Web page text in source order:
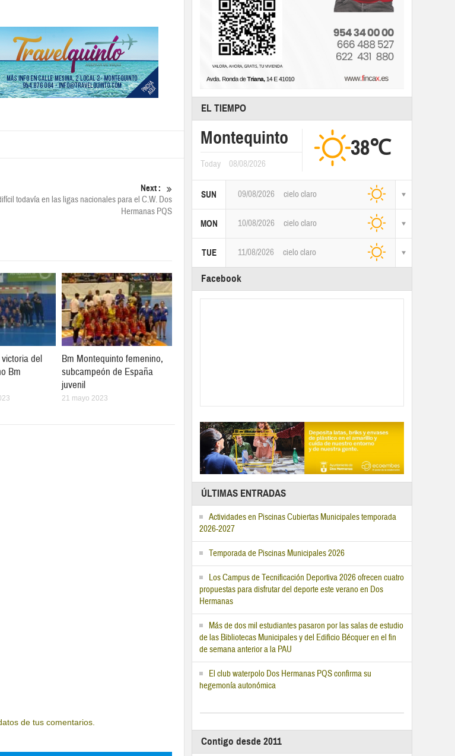
Next :
todavía en las ligas nacionales para el C.W. Dos
Hermanas PQS
del
Bm
Bm Montequinto femenino,
subcampeón de España
juvenil
21 mayo 2023
de tus comentarios.
EL TIEMPO
Montequinto
Today 08/08/2026
38℃
SUN 09/08/2026 cielo claro
MON 10/08/2026 cielo claro
TUE 11/08/2026 cielo claro
Facebook
ÚLTIMAS ENTRADAS
Actividades en Piscinas Cubiertas Municipales temporada
2026-2027
Temporada de Piscinas Municipales 2026
Los Campus de Tecnificación Deportiva 2026 ofrecen cuatro
propuestas para disfrutar del deporte este verano en Dos
Hermanas
Más de dos mil estudiantes pasaron por las salas de estudio
de las Bibliotecas Municipales y del Edificio Bécquer en el fin
de semana anterior a la PAU
El club waterpolo Dos Hermanas PQS confirma su
hegemonía autonómica
Contigo desde 2011